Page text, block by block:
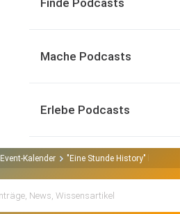
Finde Podcasts
Mache Podcasts
Erlebe Podcasts
Event-Kalender "Eine Stunde History" live in